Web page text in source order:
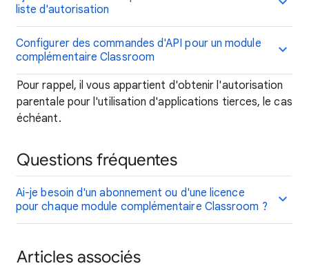
liste d'autorisation
Configurer des commandes d'API pour un module
complémentaire Classroom
Pour rappel, il vous appartient d'obtenir l'autorisation
parentale pour l'utilisation d'applications tierces, le cas
échéant.
Questions fréquentes
Ai-je besoin d'un abonnement ou d'une licence
pour chaque module complémentaire Classroom ?
Articles associés